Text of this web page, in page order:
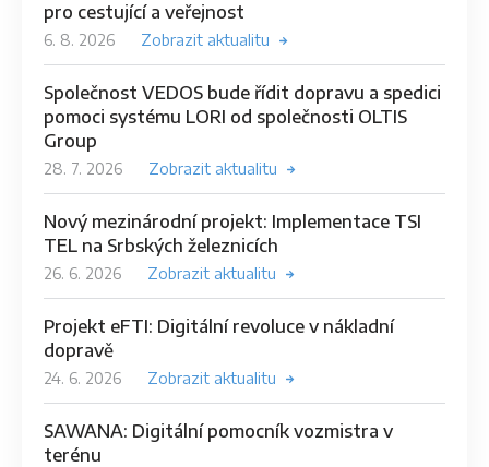
pro cestující a veřejnost
6. 8. 2026 Zobrazit aktualitu
Společnost VEDOS bude řídit dopravu a spedici
pomoci systému LORI od společnosti OLTIS
Group
28. 7. 2026 Zobrazit aktualitu
Nový mezinárodní projekt: Implementace TSI
TEL na Srbských železnicích
26. 6. 2026 Zobrazit aktualitu
Projekt eFTI: Digitální revoluce v nákladní
dopravě
24. 6. 2026 Zobrazit aktualitu
SAWANA: Digitální pomocník vozmistra v
terénu